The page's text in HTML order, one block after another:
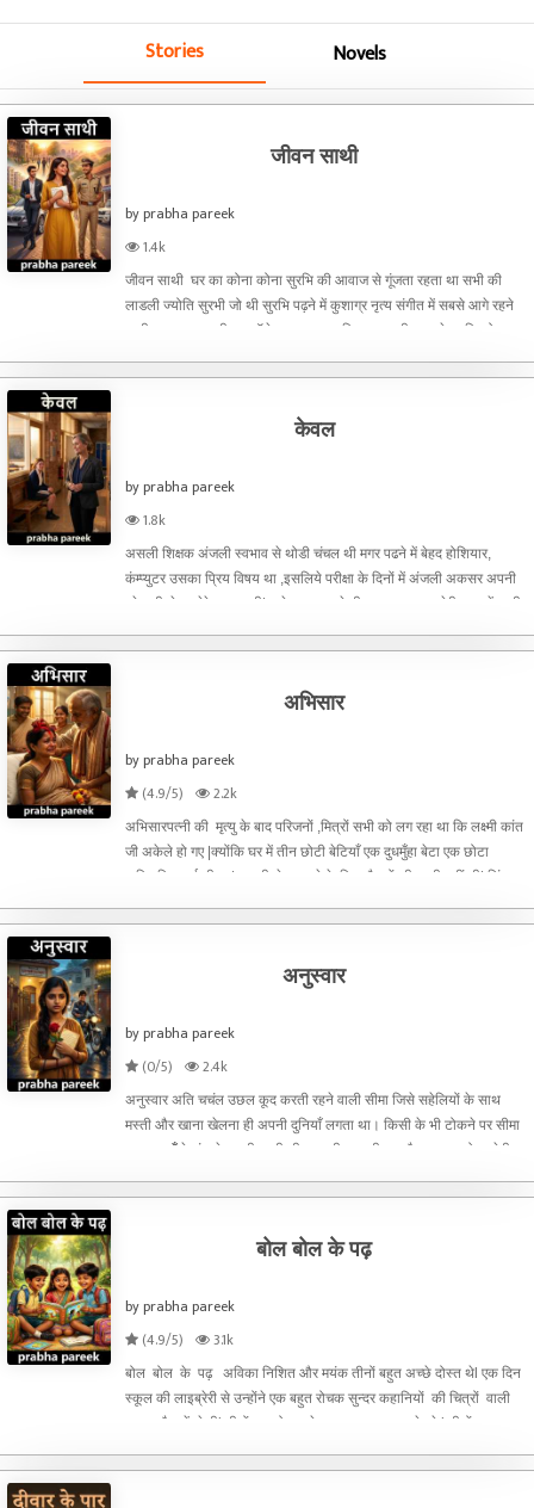
Stories Novels
जीवन साथी
by prabha pareek
1.4k
जीवन साथी घर का कोना कोना सुरभि की आवाज से गूंजता रहता था सभी की
लाडली ज्योति सुरभी जो थी सुरभि पढ़ने में कुशाग्र नृत्य संगीत में सबसे आगे रहने
वाली इस युवा लड़की पर कॉलेज का हर युवा फिदा था सभी मनचले सुरभि को
केवल
by prabha pareek
1.8k
असली शिक्षक अंजली स्वभाव से थोडी चंचल थी मगर पढने में बेहद होशियार,
कंम्प्युटर उसका प्रिय विषय था ,इसलिये परीक्षा के दिनों में अंजली अकसर अपनी
परेशानी लेकर मेरे पास आती| उसे पढ़ाकर मुझे भी अच्छा लगता। मेरी कक्षा में खुशी
अभिसार
by prabha pareek
(4.9/5)
2.2k
अभिसारपत्नी की मृत्यु के बाद परिजनों ,मित्रों सभी को लग रहा था कि लक्ष्मी कांत
जी अकेले हो गए |क्योंकि घर में तीन छोटी बेटियाँ एक दुधमुँहा बेटा एक छोटा
अविवाहित भाई भी था| उनकी सेवा करने के लिए नौकरों की कमी नहीं थी| चिंता
अनुस्वार
by prabha pareek
(0/5)
2.4k
अनुस्वार अति चचंल उछल कूद करती रहने वाली सीमा जिसे सहेलियों के साथ
मस्ती और खाना खेलना ही अपनी दुनियाँ लगता था। किसी के भी टोकने पर सीमा
अकसर माँँ के मुंह से सुनती रहती थी.... अभी उम्र ही क्या है समझदार हो जायेगी।
बोल बोल के पढ़
by prabha pareek
(4.9/5)
3.1k
बोल बोल के पढ़ अविका निशित और मयंक तीनों बहुत अच्छे दोस्त थेl एक दिन
स्कूल की लाइब्रेरी से उन्होंने एक बहुत रोचक सुन्दर कहानियों की चित्रों वाली
पुस्तक रैक में देखीl तीनों उसको पहले इशू करवाना चाहते थे l तीनों यह